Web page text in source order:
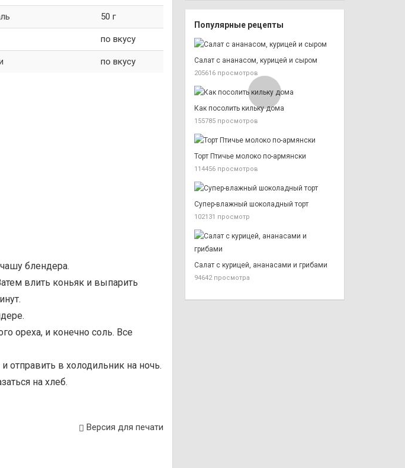
50 г
по вкусу
по вкусу
блендера.
влить коньяк и выпарить
ореха, и конечно соль. Все
отправить в холодильник на ночь.
на хлеб.
Версия для печати
Популярные рецепты
Салат с ананасом, курицей и сыром
205616 просмотров
Как посолить кильку дома
155785 просмотров
Торт Птичье молоко по-армянски
114456 просмотров
Супер-влажный шоколадный торт
102131 просмотр
Салат с курицей, ананасами и грибами
94642 просмотра